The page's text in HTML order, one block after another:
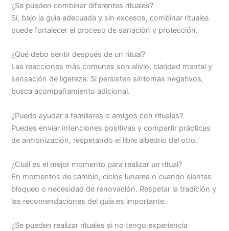
¿Se pueden combinar diferentes rituales?
Sí, bajo la guía adecuada y sin excesos, combinar rituales
puede fortalecer el proceso de sanación y protección.
¿Qué debo sentir después de un ritual?
Las reacciones más comunes son alivio, claridad mental y
sensación de ligereza. Si persisten síntomas negativos,
busca acompañamiento adicional.
¿Puedo ayudar a familiares o amigos con rituales?
Puedes enviar intenciones positivas y compartir prácticas
de armonización, respetando el libre albedrío del otro.
¿Cuál es el mejor momento para realizar un ritual?
En momentos de cambio, ciclos lunares o cuando sientas
bloqueo o necesidad de renovación. Respetar la tradición y
las recomendaciones del guía es importante.
¿Se pueden realizar rituales si no tengo experiencia